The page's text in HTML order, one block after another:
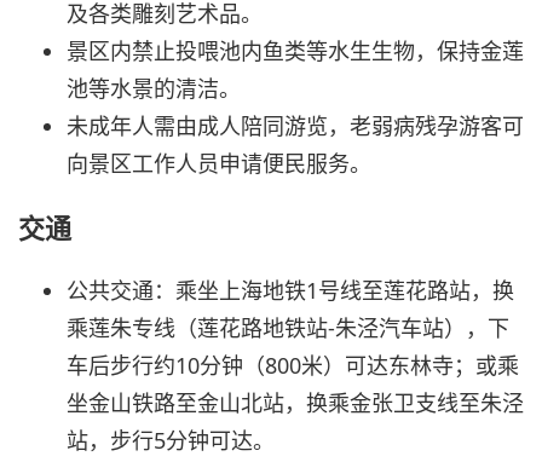
及各类雕刻艺术品。
景区内禁止投喂池内鱼类等水生生物，保持金莲
池等水景的清洁。
未成年人需由成人陪同游览，老弱病残孕游客可
向景区工作人员申请便民服务。
交通
公共交通：乘坐上海地铁1号线至莲花路站，换
乘莲朱专线（莲花路地铁站-朱泾汽车站），下
车后步行约10分钟（800米）可达东林寺；或乘
坐金山铁路至金山北站，换乘金张卫支线至朱泾
站，步行5分钟可达。